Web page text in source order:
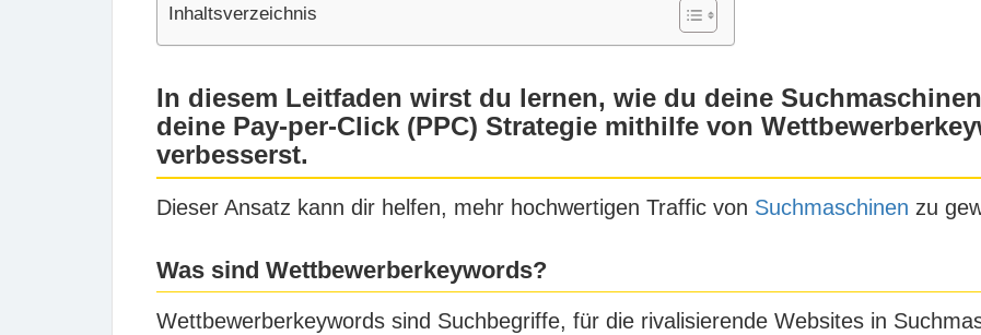
Inhaltsverzeichnis
In diesem Leitfaden wirst du lernen, wie du deine
deine Pay-per-Click (PPC) Strategie mithilfe von
verbesserst.
Dieser Ansatz kann dir helfen, mehr hochwertigen Traffic von Suchmaschinen zu
Was sind Wettbewerberkeywords?
Wettbewerberkeywords sind Suchbegriffe, für die rivalisierende Websites in